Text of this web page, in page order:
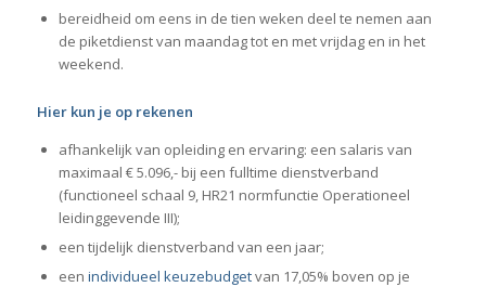
bereidheid om eens in de tien weken deel te nemen aan
de piketdienst van maandag tot en met vrijdag en in het
weekend.
Hier kun je op rekenen
afhankelijk van opleiding en ervaring: een salaris van
maximaal € 5.096,- bij een fulltime dienstverband
(functioneel schaal 9, HR21 normfunctie Operationeel
leidinggevende III);
een tijdelijk dienstverband van een jaar;
een individueel keuzebudgetvan 17,05% boven op je